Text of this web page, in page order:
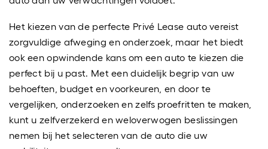
Het kiezen van de perfecte Privé Lease auto vereist
zorgvuldige afweging en onderzoek, maar het biedt
ook een opwindende kans om een auto te kiezen die
perfect bij u past. Met een duidelijk begrip van uw
behoeften, budget en voorkeuren, en door te
vergelijken, onderzoeken en zelfs proefritten te maken,
kunt u zelfverzekerd en weloverwogen beslissingen
nemen bij het selecteren van de auto die uw